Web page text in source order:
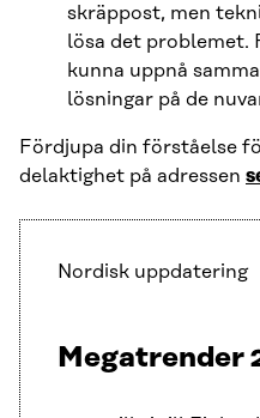
skräppost, men
lösa det problemet.
kunna uppnå
lösningar på de
Fördjupa din förståelse
delaktighet på adressen
Nordisk uppdatering
Megatrender